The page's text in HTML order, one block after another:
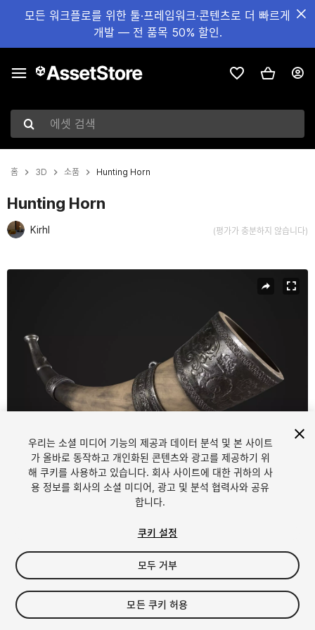
모든 워크플로를 위한 툴·프레임워크·콘텐츠로 더 빠르게
개발 — 전 품목 50% 할인.
에셋 검색
홈 3D 소품 Hunting Horn
Hunting Horn
Kirhl (평가가 충분하지 않습니다)
1/5
$10
세금/부가세는 결제 시 반영됩니다.
우리는 소셜 미디어 기능의 제공과 데이터 분석 및 본 사이트
가 올바로 동작하고 개인화된 콘텐츠와 광고를 제공하기 위
해 쿠키를 사용하고 있습니다. 회사 사이트에 대한 귀하의 사
용 정보를 회사의 소셜 미디어, 광고 및 분석 협력사와 공유
합니다.
쿠키 설정
모두 거부
모든 쿠키 허용